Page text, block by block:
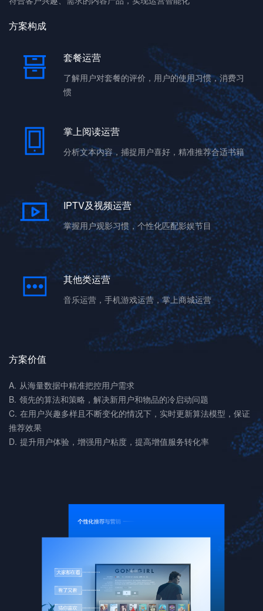
方案构成
套餐运营
了解用户对套餐的评价，用户的使用习惯，消费习
惯
掌上阅读运营
分析文本内容，捕捉用户喜好，精准推荐合适书籍
IPTV及视频运营
掌握⽤户观影习惯，个性化匹配影娱节⽬
其他类运营
音乐运营，手机游戏运营，掌上商城运营
方案价值
A. 从海量数据中精准把控⽤户需求
B. 领先的算法和策略，解决新⽤户和物品的冷启动问题
C. 在⽤户兴趣多样且不断变化的情况下，实时更新算法模型，保证
推荐效果
D. 提升⽤户体验，增强⽤户粘度，提⾼增值服务转化率